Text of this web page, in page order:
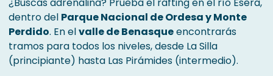
dentro del Parque Nacional de Ordesa y Monte
Perdido. En elvalle de Benasqueencontrarás
tramos para todos los niveles, desde La Silla
(principiante) hasta Las Pirámides (intermedio).